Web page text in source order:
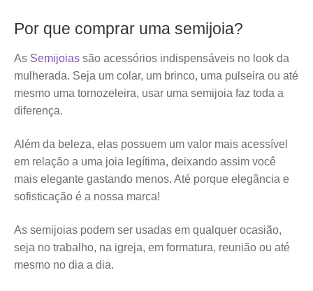
Por que comprar uma semijoia?
As Semijoias são acessórios indispensáveis no look da
mulherada. Seja um colar, um brinco, uma pulseira ou até
mesmo uma tornozeleira, usar uma semijoia faz toda a
diferença.
Além da beleza, elas possuem um valor mais acessível
em relação a uma joia legítima, deixando assim você
mais elegante gastando menos. Até porque elegância e
sofisticação é a nossa marca!
As semijoias podem ser usadas em qualquer ocasião,
seja no trabalho, na igreja, em formatura, reunião ou até
mesmo no dia a dia.